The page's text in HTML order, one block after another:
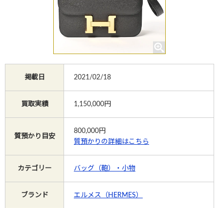
お買物
質預かり
Instagram
電話で相談する
掲載日 2021/02/18
買取実績 1,150,000円
質預かり目安
800,000円
質預かりの詳細はこちら
カテゴリー バッグ（鞄）・小物
ブランド エルメス（HERMES）